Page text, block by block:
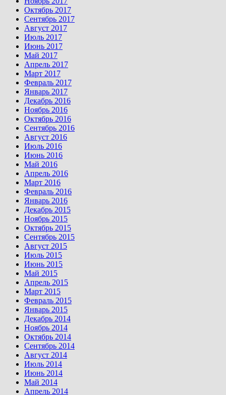
Октябрь 2017
Сентябрь 2017
Август 2017
Июль 2017
Июнь 2017
Май 2017
Апрель 2017
Март 2017
Февраль 2017
Январь 2017
Декабрь 2016
Ноябрь 2016
Октябрь 2016
Сентябрь 2016
Август 2016
Июль 2016
Июнь 2016
Май 2016
Апрель 2016
Март 2016
Февраль 2016
Январь 2016
Декабрь 2015
Ноябрь 2015
Октябрь 2015
Сентябрь 2015
Август 2015
Июль 2015
Июнь 2015
Май 2015
Апрель 2015
Март 2015
Февраль 2015
Январь 2015
Декабрь 2014
Ноябрь 2014
Октябрь 2014
Сентябрь 2014
Август 2014
Июль 2014
Июнь 2014
Май 2014
Апрель 2014